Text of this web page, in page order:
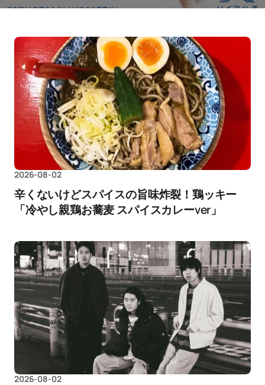
2026-08-02
辛くないけどスパイスの旨味炸裂！鶏ッキー
「冷やし親鶏お蕎麦 スパイスカレーver」
2026-08-02